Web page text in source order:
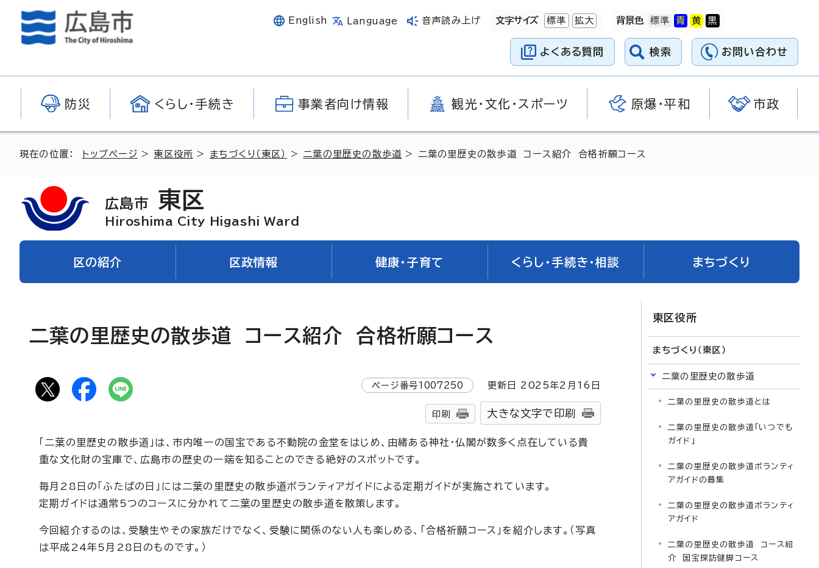
English Language 音声読み上げ 文字サイズ 標準 拡大 背景色
よくある質問 検索 お問い合わせ
防災 くらし・手続き 事業者向け情報 観光・文化・スポーツ 原爆・平和 市政
現在の位置： トップページ > 東区役所 > まちづくり（東区） >二葉の里歴史の散歩道 > 二葉の里歴史の散歩道 コース紹介 合格祈願コース
広島市 東区
Hiroshima City Higashi Ward
区の紹介 区政情報 健康・子育て くらし・手続き・相談 まちづくり
二葉の里歴史の散歩道 コース紹介 合格祈願コース
ページ番号1007250 更新日 2025年2月 16 日
印刷 大きな文字で印刷
「二葉の里歴史の散歩道」は、市内唯一の国宝である不動院の金堂をはじめ、由緒ある神社・仏閣が数多く点在している貴
重な文化財の宝庫で、広島市の歴史の一端を知ることのできる絶好のスポットです。
毎月28日の「ふたばの日」には二葉の里歴史の散歩道ボランティアガイドによる定期ガイドが実施されています。
定期ガイドは通常5つのコースに分かれて二葉の里歴史の散歩道を散策します。
今回紹介するのは、受験生やその家族だけでなく、受験に関係のない人も楽しめる、「合格祈願コース」を紹介します。（写真
は平成24年5月28日のものです。）
東区役所
まちづくり（東区）
二葉の里歴史の散歩道
二葉の里歴史の散歩道とは
二葉の里歴史の散歩道「いつでも
ガイド」
二葉の里歴史の散歩道ボランティ
アガイドの募集
二葉の里歴史の散歩道ボランティ
アガイド
二葉の里歴史の散歩道 コース紹
介 国宝探訪健脚コース